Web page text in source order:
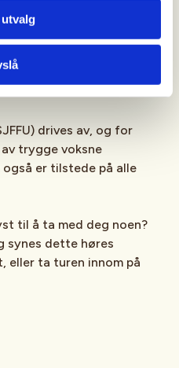
Instagram
på din favoritt-
drives av, og for
trygge voksne
er tilstede på alle
til å ta med deg noen?
synes dette høres
eller ta turen innom på